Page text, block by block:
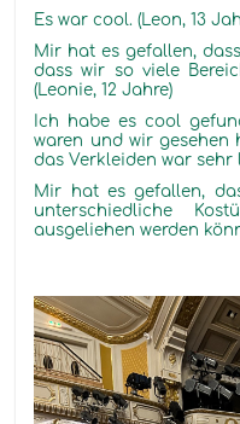
Es war cool. (Leon, 13
Mir hat es gefallen,
dass wir so viele
(Leonie, 12 Jahre)
Ich habe es cool
waren und wir gesehen
das Verkleiden war sehr
Mir hat es gefallen,
unterschiedliche
ausgeliehen werden